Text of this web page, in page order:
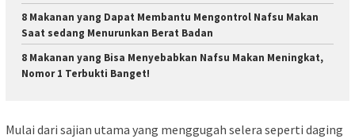
8 Makanan yang Dapat Membantu Mengontrol Nafsu Makan
Saat sedang Menurunkan Berat Badan
8 Makanan yang Bisa Menyebabkan Nafsu Makan Meningkat,
Nomor 1 Terbukti Banget!
Mulai dari sajian utama yang menggugah selera seperti daging